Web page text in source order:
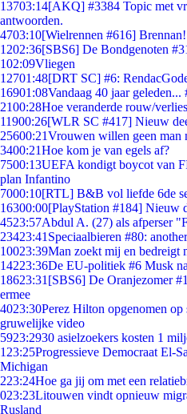
13703:14[AKQ] #3384 Topic met
antwoorden.
4703:10[Wielrennen #616] Brennan!
1202:36[SBS6] De Bondgenoten
102:09Vliegen
12701:48[DRT SC] #6:
16901:08Vandaag 40 jaar geleden...
2100:28Hoe veranderde rouw/
11900:26[WLR SC #417] Nieuw
25600:21Vrouwen willen geen man
3400:21Hoe kom je van egels af?
7500:13UEFA kondigt boycot van
plan Infantino
7000:10[RTL] B&B vol liefde 6de
16300:00[PlayStation #184] Nieuw
4523:57Abdul A. (27) als afperser
23423:41 Speciaalbieren #80:
10023:39Man zoekt mij en bedreigt
14223:36De EU-politiek #6 Musk
18623:31 [SBS6] De Oranjezomer
ermee
4023:30Perez Hilton opgenomen op
gruwelijke video
5923:2930 asielzoekers kosten 1
1 23:25Progressieve Democraat El-
Michigan
223:24Hoe ga jij om met een
023:23Litouwen vindt opnieuw
Rusland